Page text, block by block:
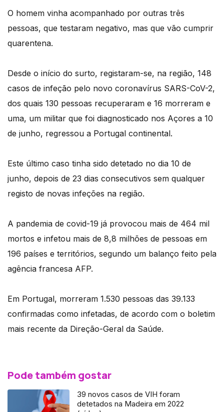
O homem vinha acompanhado por outras três
pessoas, que testaram negativo, mas que vão cumprir
quarentena.
Desde o início do surto, registaram-se, na região, 148
casos de infeção pelo novo coronavírus SARS-CoV-2,
dos quais 130 pessoas recuperaram e 16 morreram e
uma, um militar que foi diagnosticado nos Açores a 10
de junho, regressou a Portugal continental.
Este último caso tinha sido detetado no dia 10 de
junho, depois de 23 dias consecutivos sem qualquer
registo de novas infeções na região.
A pandemia de covid-19 já provocou mais de 464 mil
mortos e infetou mais de 8,8 milhões de pessoas em
196 países e territórios, segundo um balanço feito pela
agência francesa AFP.
Em Portugal, morreram 1.530 pessoas das 39.133
confirmadas como infetadas, de acordo com o boletim
mais recente da Direção-Geral da Saúde.
Pode também gostar
39 novos casos de VIH foram
detetados na Madeira em 2022